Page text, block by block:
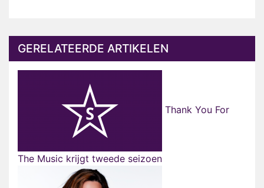
GERELATEERDE ARTIKELEN
Thank You For
The Music krijgt tweede seizoen